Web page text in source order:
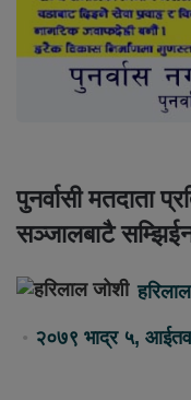
पुनर्वासी मतदाता
सञ्जालबाटै
२०७९ भाद्र ५,